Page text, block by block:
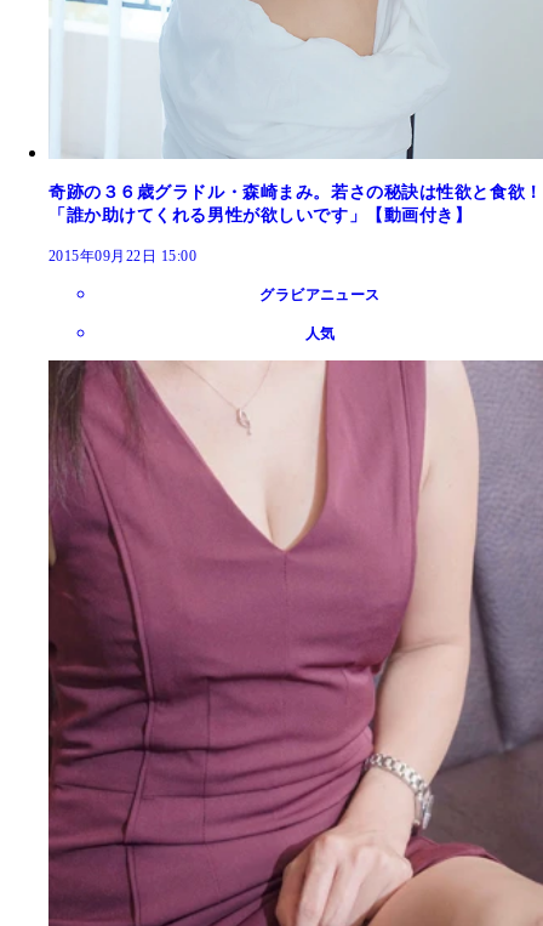
奇跡の３６歳グラドル・森崎まみ。若さの秘訣は性欲と食欲！
「誰か助けてくれる男性が欲しいです」【動画付き】
2015年09月22日 15:00
グラビアニュース
人気